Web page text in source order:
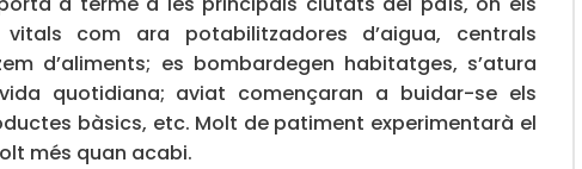
com ara potabilitzadores d’aigua, centrals
d’aliments; es bombardegen habitatges, s’atura
quotidiana; aviat començaran a buidar-se els
bàsics, etc. Molt de patiment experimentarà el
més quan acabi.